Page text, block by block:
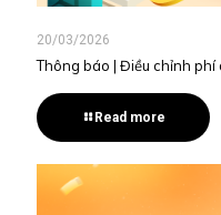
20/03/2026
Thông báo | Điều chỉnh phí
Read more